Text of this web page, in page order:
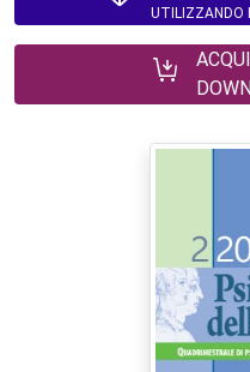
UTILIZZANDO